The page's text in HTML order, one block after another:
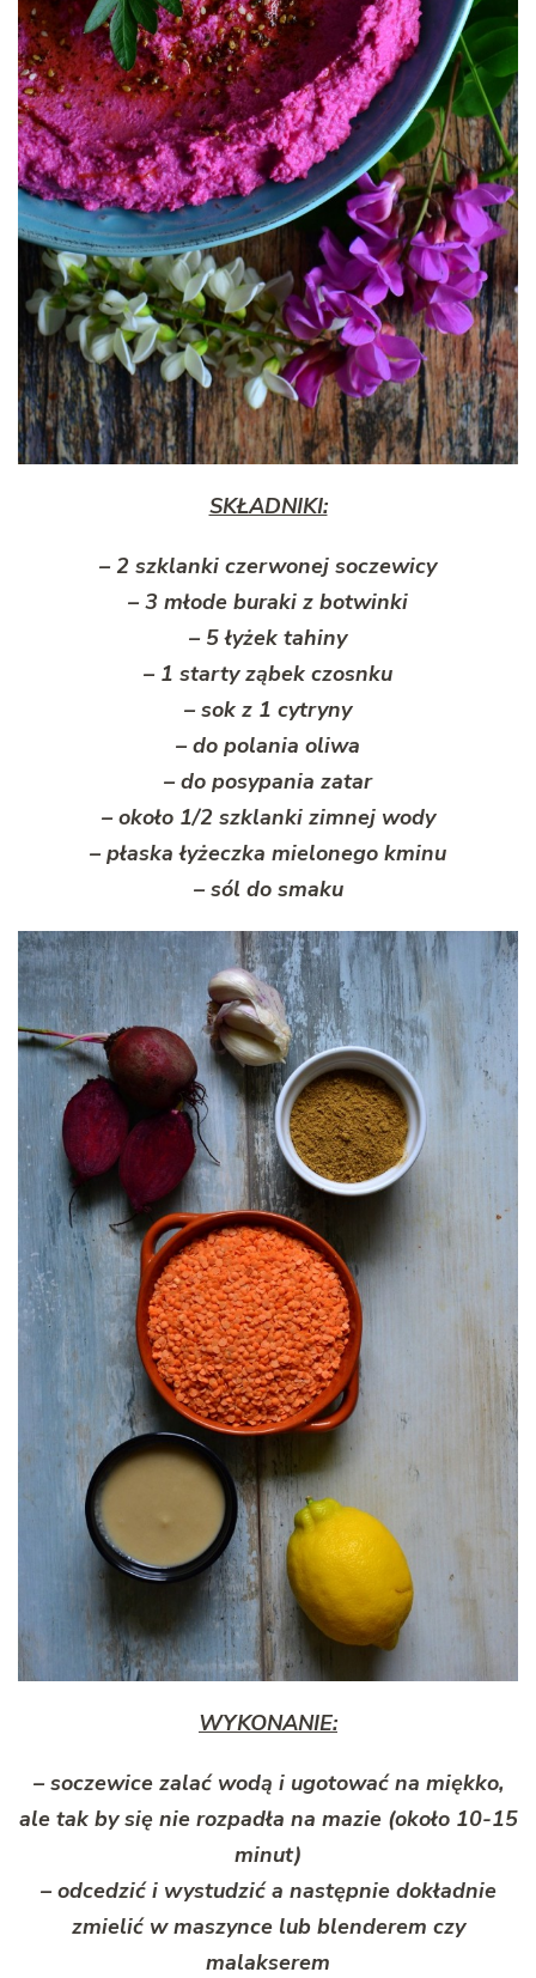
SKŁADNIKI:
– 2 szklanki czerwonej soczewicy
– 3 młode buraki z botwinki
– 5 łyżek tahiny
– 1 starty ząbek czosnku
– sok z 1 cytryny
– do polania oliwa
– do posypania zatar
– około 1/2 szklanki zimnej wody
– płaska łyżeczka mielonego kminu
– sól do smaku
WYKONANIE:
– soczewice zalać wodą i ugotować na miękko,
ale tak by się nie rozpadła na mazie (około 10-15
minut)
– odcedzić i wystudzić a następnie dokładnie
zmielić w maszynce lub blenderem czy
malakserem